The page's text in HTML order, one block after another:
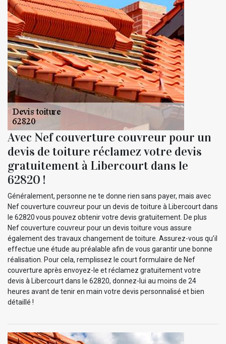
Avec Nef couverture couvreur pour un
devis de toiture réclamez votre devis
gratuitement à Libercourt dans le
62820 !
Généralement, personne ne te donne rien sans payer, mais avec
Nef couverture couvreur pour un devis de toiture à Libercourt dans
le 62820 vous pouvez obtenir votre devis gratuitement. De plus
Nef couverture couvreur pour un devis toiture vous assure
également des travaux changement de toiture. Assurez-vous qu’il
effectue une étude au préalable afin de vous garantir une bonne
réalisation. Pour cela, remplissez le court formulaire de Nef
couverture après envoyez-le et réclamez gratuitement votre
devis à Libercourt dans le 62820, donnez-lui au moins de 24
heures avant de tenir en main votre devis personnalisé et bien
détaillé !